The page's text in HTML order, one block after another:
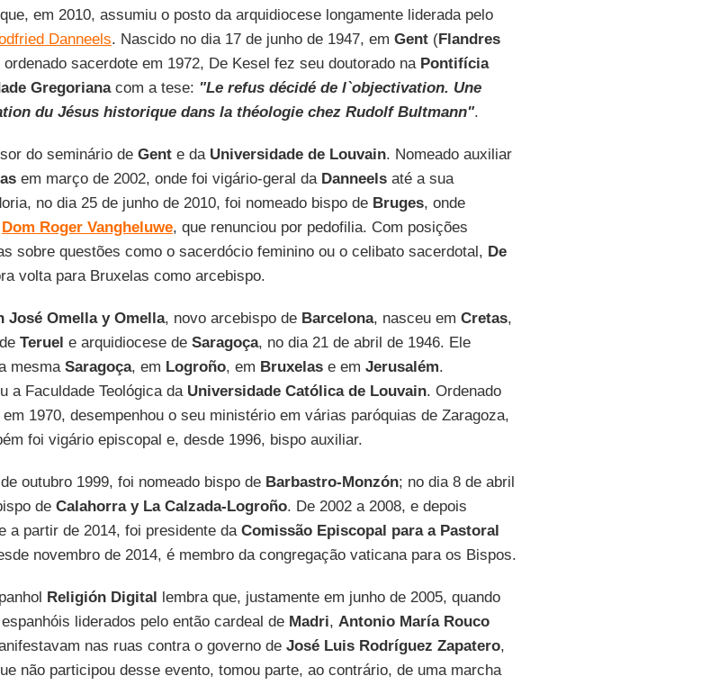
em 2010, assumiu o posto da arquidiocese longamente liderada pelo
Danneels. Nascido no dia 17 de junho de 1947, em Gent(Flandres
ordenado sacerdote em 1972, De Kesel fez seu doutorado na Pontifícia
Gregorianacom a tese: "Le refus décidé de l`objectivation. Une
du Jésus historique dans la théologie chez Rudolf Bultmann".
do seminário de Gente da Universidade de Louvain. Nomeado auxiliar
em março de 2002, onde foi vigário-geral da Danneelsaté a sua
no dia 25 de junho de 2010, foi nomeado bispo de Bruges, onde
Dom Roger Vangheluwe, que renunciou por pedofilia. Com posições
sobre questões como o sacerdócio feminino ou o celibato sacerdotal, De
volta para Bruxelas como arcebispo.
José Omella y Omella, novo arcebispo de Barcelona, nasceu em Cretas,
Teruel e arquidiocese de Saragoça, no dia 21 de abril de 1946. Ele
mesma Saragoça, em Logroño, em Bruxelase em Jerusalém.
a Faculdade Teológica da Universidade Católica de Louvain. Ordenado
1970, desempenhou o seu ministério em várias paróquias de Zaragoza,
foi vigário episcopal e, desde 1996, bispo auxiliar.
outubro 1999, foi nomeado bispo de Barbastro-Monzón; no dia 8 de abril
de Calahorra y La Calzada-Logroño. De 2002 a 2008, e depois
a partir de 2014, foi presidente da Comissão Episcopal para a Pastoral
novembro de 2014, é membro da congregação vaticana para os Bispos.
Religión Digital lembra que, justamente em junho de 2005, quando
liderados pelo então cardeal de Madri, Antonio María Rouco
nas ruas contra o governo de José Luis Rodríguez Zapatero,
não participou desse evento, tomou parte, ao contrário, de uma marcha